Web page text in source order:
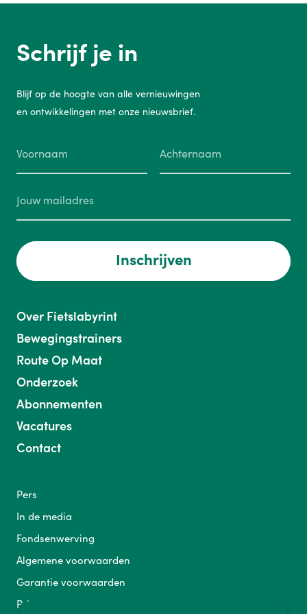
Schrijf je in
Blijf op de hoogte van alle vernieuwingen
en ontwikkelingen met onze nieuwsbrief.
Inschrijven
Over Fietslabyrint
Bewegingstrainers
Route Op Maat
Onderzoek
Abonnementen
Vacatures
Contact
Pers
In de media
Fondsenwerving
Algemene voorwaarden
Garantie voorwaarden
Privacy